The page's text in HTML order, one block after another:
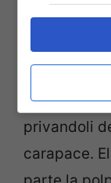
Risotto alla
Per
scampi
privandoli
carapace.